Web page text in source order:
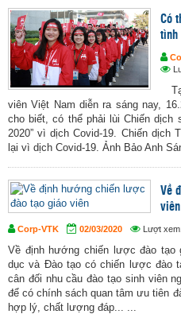
Có
tình
viên Việt Nam diễn ra sáng nay,
cho biết, có thể phải lùi Chiến dịch
2020” vì dịch Covid-19. Chiến dịch
lại vì dịch Covid-19. Ảnh Bảo Anh
Về
viên
Corp-VTK 02/03/2020 Lượt xem:
Về định hướng chiến lược đào tạo
dục và Đào tạo có chiến lược đào
cân đối nhu cầu đào tạo sinh viên
để có chính sách quan tâm ưu tiên
hợp lý, chất lượng đáp... ...